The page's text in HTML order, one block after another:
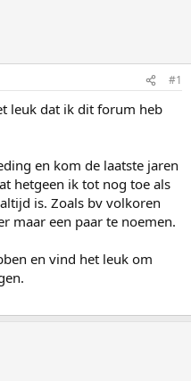
#1
leuk dat ik dit forum heb
en kom de laatste jaren
hetgeen ik tot nog toe als
is. Zoals bv volkoren
maar een paar te noemen.
en vind het leuk om